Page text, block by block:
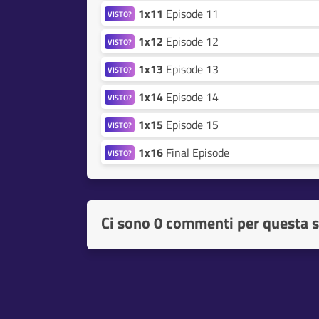
VISTO? 1x11 Episode 11
VISTO? 1x12 Episode 12
VISTO? 1x13 Episode 13
VISTO? 1x14 Episode 14
VISTO? 1x15 Episode 15
VISTO? 1x16 Final Episode
Ci sono0 commenti per questa